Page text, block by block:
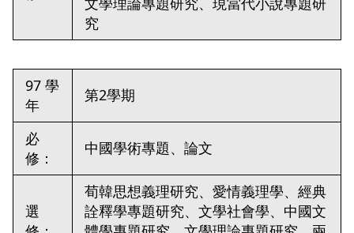
究
97 學
年
第2學期
必
修：
中國學術專題、論文
選
荀韓思想義理研究、愛情義理學、經典
詮釋學專題研究、文學社會學、中國文